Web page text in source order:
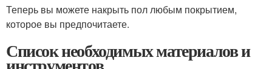
Теперь вы можете накрыть пол любым покрытием,
которое вы предпочитаете.
Список необходимых материалов и